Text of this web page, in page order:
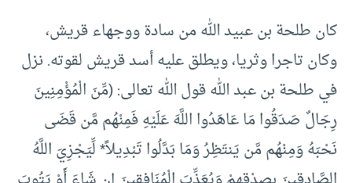
كان طلحة بن عبيد الله من سادة ووجهاء قريش،
وكان تاجرا وثريا، ويطلق عليه أسد قريش لقوته. نزل
في طلحة بن عبد الله قول الله تعالى: (مِّنَ الْمُؤْمِنِينَ
رِجَالٌ صَدَقُوا مَا عَاهَدُوا اللَّهَ عَلَيْهِ فَمِنْهُم مَّن قَضَى
نَحْبَهُ وَمِنْهُم مَّن يَنتَظِرُ وَمَا بَدَّلُوا تَبْدِيلاً* لِّيَجْزِيَ اللَّهُ